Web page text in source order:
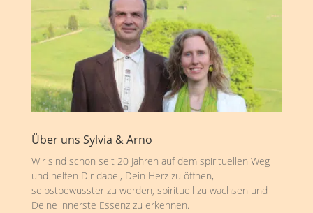
Über uns Sylvia & Arno
Wir sind schon seit 20 Jahren auf dem spirituellen Weg
und helfen Dir dabei, Dein Herz zu öffnen,
selbstbewusster zu werden, spirituell zu wachsen und
Deine innerste Essenz zu erkennen.